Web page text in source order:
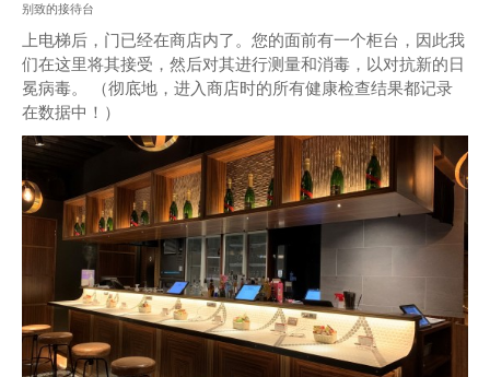
别致的接待台
上电梯后，门已经在商店内了。您的面前有一个柜台，因此我
们在这里将其接受，然后对其进行测量和消毒，以对抗新的日
冕病毒。 （彻底地，进入商店时的所有健康检查结果都记录
在数据中！）